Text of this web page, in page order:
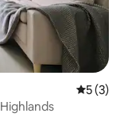
5 (3)